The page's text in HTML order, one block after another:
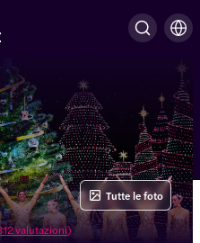
valutazioni)
Tutte le foto